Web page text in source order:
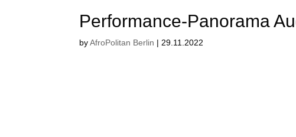
Performance-Panorama
byAfroPolitan Berlin | 29.11.2022